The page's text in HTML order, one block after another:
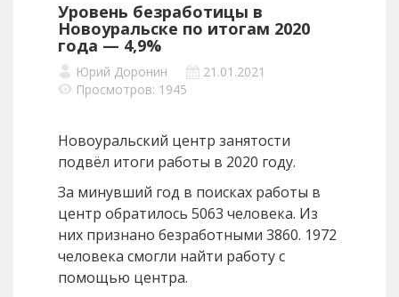
Уровень безработицы в
Новоуральске по итогам 2020
года — 4,9%
Юрий Доронин
21.01.2021
Просмотров: 1945
Новоуральский центр занятости
подвёл итоги работы в 2020 году.
За минувший год в поисках работы в
центр обратилось 5063 человека. Из
них признано безработными 3860. 1972
человека смогли найти работу с
помощью центра.